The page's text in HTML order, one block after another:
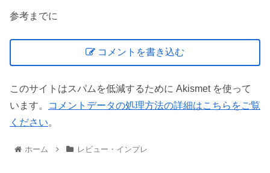
参考までに
コメントを書き込む
このサイトはスパムを低減するために Akismet を使って
います。
コメントデータの処理方法の詳細はこちらをご覧
ください。
ホーム レビュー・インプレ